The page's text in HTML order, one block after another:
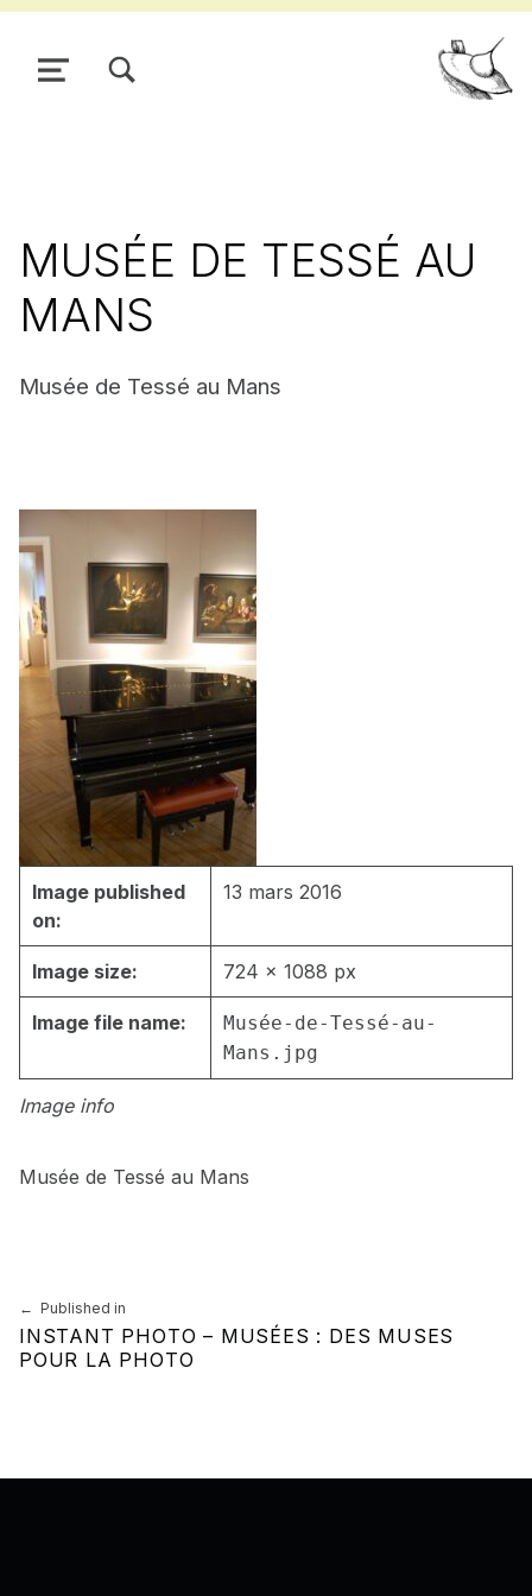
Pour
MENU
MUSÉE DE TESSÉ AU
MANS
Musée de Tessé au Mans
Image info
Image published
on:
13 mars 2016
Image size: 724 × 1088 px
Image file name:
Musée-de-Tessé-au-
Mans.jpg
Musée de Tessé au Mans
Navigation de l’article
Published in
INSTANT PHOTO – MUSÉES : DES MUSES
POUR LA PHOTO